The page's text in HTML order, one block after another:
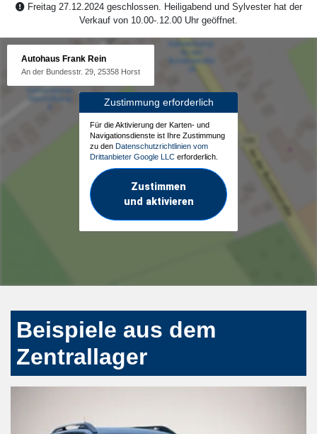
Freitag 27.12.2024 geschlossen. Heiligabend und Sylvester hat der
Verkauf von 10.00-.12.00 Uhr geöffnet.
Autohaus Frank Rein
An der Bundesstr. 29, 25358 Horst
Zustimmung erforderlich
Für die Aktivierung der Karten- und
Navigationsdienste ist Ihre Zustimmung
zu den Datenschutzrichtlinien vom
Drittanbieter Google LLC erforderlich.
Zustimmen
und aktivieren
Beispiele aus dem
Zentrallager